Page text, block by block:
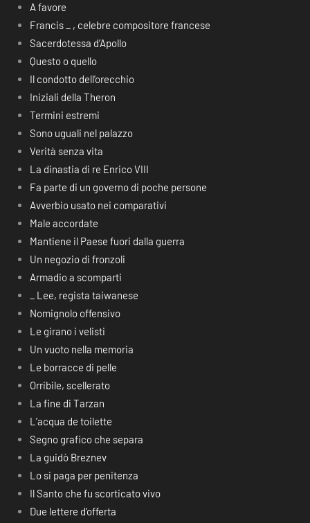
A favore
Francis _ , celebre compositore francese
Sacerdotessa d’Apollo
Questo o quello
Il condotto dell’orecchio
Iniziali della Theron
Termini estremi
Sono uguali nel palazzo
Verità senza vita
La dinastia di re Enrico VIII
Fa parte di un governo di poche persone
Avverbio usato nei comparativi
Male accordate
Mantiene il Paese fuori dalla guerra
Un negozio di fronzoli
Armadio a scomparti
_ Lee, regista taiwanese
Nomignolo offensivo
Le girano i velisti
Un vuoto nella memoria
Le borracce di pelle
Orribile, scellerato
La fine di Tarzan
L’acqua de toilette
Segno grafico che separa
La guidò Breznev
Lo si paga per penitenza
Il Santo che fu scorticato vivo
Due lettere d’offerta